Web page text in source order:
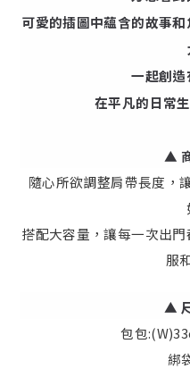
可愛的插圖中蘊含的故事
一起創造
在平凡的日常
▲
隨心所欲調整肩帶長度，
搭配大容量，讓每一次出
服
▲
包包
綁